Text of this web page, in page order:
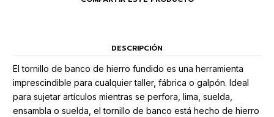
DESCRIPCIÓN
El tornillo de banco de hierro fundido es una herramienta
imprescindible para cualquier taller, fábrica o galpón. Ideal
para sujetar artículos mientras se perfora, lima, suelda,
ensambla o suelda, el tornillo de banco está hecho de hierro